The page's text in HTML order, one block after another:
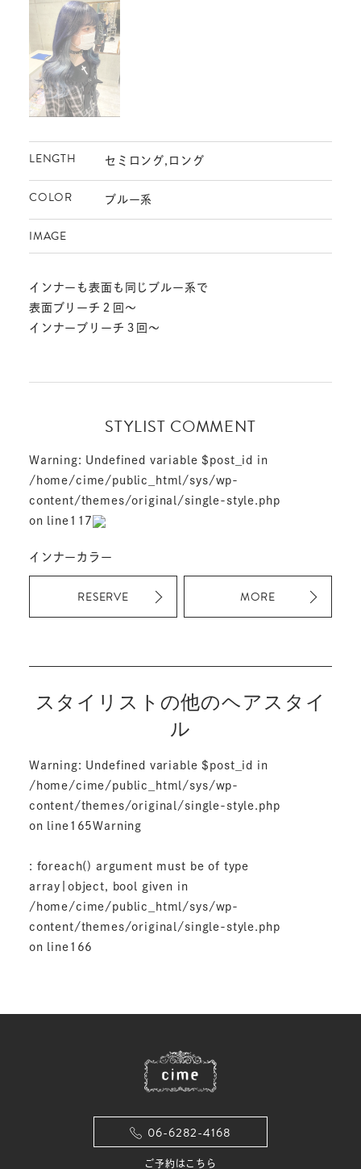
LENGTH セミロング,ロング
COLOR ブルー系
IMAGE
インナーも表面も同じブルー系で
表面ブリーチ２回～
インナーブリーチ３回～
STYLIST COMMENT
Warning: Undefined variable $post_id in
/home/cime/public_html/sys/wp-
content/themes/original/single-style.php
on line 117
インナーカラー
RESERVE MORE
スタイリストの他のヘアスタイ
ル
Warning: Undefined variable $post_id in
/home/cime/public_html/sys/wp-
content/themes/original/single-style.php
on line 165Warning
: foreach() argument must be of type
array|object, bool given in
/home/cime/public_html/sys/wp-
content/themes/original/single-style.php
on line 166
06-6282-4168
ご予約はこちら